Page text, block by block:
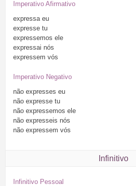
Imperativo Afirmativo
expressa eu
expresse tu
expressemos ele
expressai nós
expressem vós
Imperativo Negativo
não expresses eu
não expresse tu
não expressemos ele
não expresseis nós
não expressem vós
Infinitivo
Infinitivo Pessoal